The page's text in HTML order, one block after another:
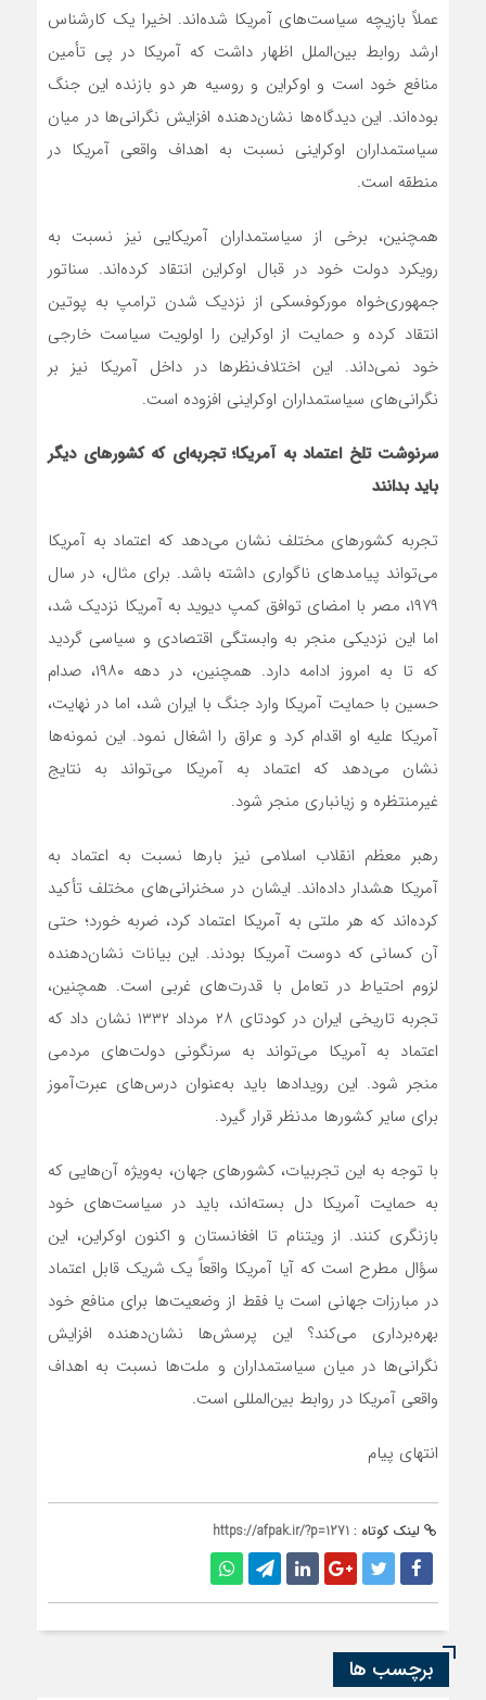
عملاً بازیچه سیاست‌های آمریکا شده‌اند. اخیرا یک کارشناس
ارشد روابط بین‌الملل اظهار داشت که آمریکا در پی تأمین
منافع خود است و اوکراین و روسیه هر دو بازنده این جنگ
بوده‌اند. این دیدگاه‌ها نشان‌دهنده افزایش نگرانی‌ها در میان
سیاستمداران اوکراینی نسبت به اهداف واقعی آمریکا در
منطقه است.
همچنین، برخی از سیاستمداران آمریکایی نیز نسبت به
رویکرد دولت خود در قبال اوکراین انتقاد کرده‌اند. سناتور
جمهوری‌خواه مورکوفسکی از نزدیک شدن ترامپ به پوتین
انتقاد کرده و حمایت از اوکراین را اولویت سیاست خارجی
خود نمی‌داند. این اختلاف‌نظرها در داخل آمریکا نیز بر
نگرانی‌های سیاستمداران اوکراینی افزوده است.
سرنوشت تلخ اعتماد به آمریکا؛ تجربه‌ای که کشورهای دیگر
باید بدانند
تجربه کشورهای مختلف نشان می‌دهد که اعتماد به آمریکا
می‌تواند پیامدهای ناگواری داشته باشد. برای مثال، در سال
۱۹۷۹، مصر با امضای توافق کمپ دیوید به آمریکا نزدیک شد،
اما این نزدیکی منجر به وابستگی اقتصادی و سیاسی گردید
که تا به امروز ادامه دارد. همچنین، در دهه ۱۹۸۰، صدام
حسین با حمایت آمریکا وارد جنگ با ایران شد، اما در نهایت،
آمریکا علیه او اقدام کرد و عراق را اشغال نمود. این نمونه‌ها
نشان می‌دهد که اعتماد به آمریکا می‌تواند به نتایج
غیرمنتظره و زیانباری منجر شود.
رهبر معظم انقلاب اسلامی نیز بارها نسبت به اعتماد به
آمریکا هشدار داده‌اند. ایشان در سخنرانی‌های مختلف تأکید
کرده‌اند که هر ملتی به آمریکا اعتماد کرد، ضربه خورد؛ حتی
آن کسانی که دوست آمریکا بودند. این بیانات نشان‌دهنده
لزوم احتیاط در تعامل با قدرت‌های غربی است. همچنین،
تجربه تاریخی ایران در کودتای ۲۸ مرداد ۱۳۳۲ نشان داد که
اعتماد به آمریکا می‌تواند به سرنگونی دولت‌های مردمی
منجر شود. این رویدادها باید به‌عنوان درس‌های عبرت‌آموز
برای سایر کشورها مدنظر قرار گیرد.
با توجه به این تجربیات، کشورهای جهان، به‌ویژه آن‌هایی که
به حمایت آمریکا دل بسته‌اند، باید در سیاست‌های خود
بازنگری کنند. از ویتنام تا افغانستان و اکنون اوکراین، این
سؤال مطرح است که آیا آمریکا واقعاً یک شریک قابل اعتماد
در مبارزات جهانی است یا فقط از وضعیت‌ها برای منافع خود
بهره‌برداری می‌کند؟ این پرسش‌ها نشان‌دهنده افزایش
نگرانی‌ها در میان سیاستمداران و ملت‌ها نسبت به اهداف
واقعی آمریکا در روابط بین‌المللی است.
انتهای پیام
لینک کوتاه : https://afpak.ir/?p=1271
برچسب ها